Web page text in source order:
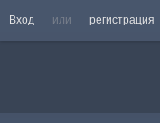
Вход или регистрация